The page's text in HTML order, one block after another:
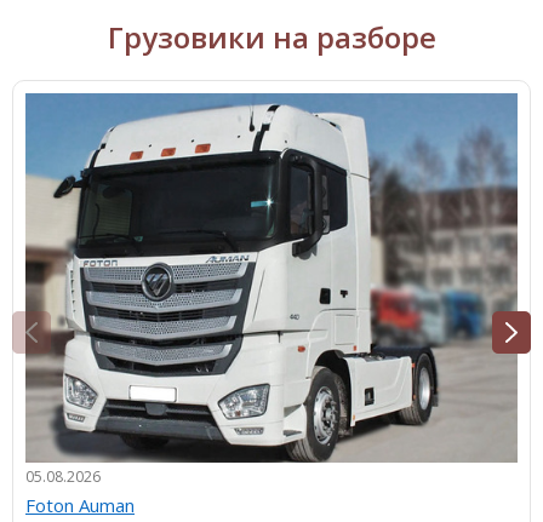
Грузовики на разборе
05.08.2026
Foton Auman